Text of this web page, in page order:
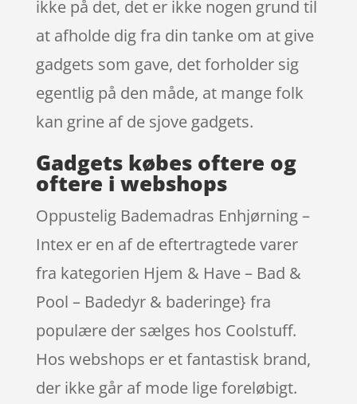
ikke på det, det er ikke nogen grund til
at afholde dig fra din tanke om at give
gadgets som gave, det forholder sig
egentlig på den måde, at mange folk
kan grine af de sjove gadgets.
Gadgets købes oftere og
oftere i webshops
Oppustelig Bademadras Enhjørning –
Intex er en af de eftertragtede varer
fra kategorien Hjem & Have – Bad &
Pool – Badedyr & baderinge} fra
populære der sælges hos Coolstuff.
Hos webshops er et fantastisk brand,
der ikke går af mode lige foreløbigt.